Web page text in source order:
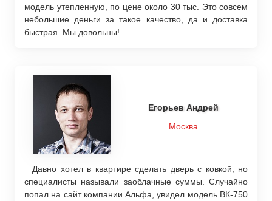
модель утепленную, по цене около 30 тыс. Это совсем
небольшие деньги за такое качество, да и доставка
быстрая. Мы довольны!
Егорьев Андрей
Москва
Давно хотел в квартире сделать дверь с ковкой, но
специалисты называли заоблачные суммы. Случайно
попал на сайт компании Альфа, увидел модель ВК-750